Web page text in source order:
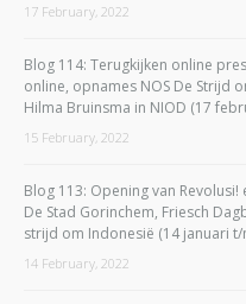
17 February, 2022
Blog 114: Terugkijken online
online, opnames NOS De Strijd
Hilma Bruinsma in NIOD (17
15 February, 2022
Blog 113: Opening van
De Stad Gorinchem, Friesch
strijd om Indonesië (14 januari
14 February, 2022